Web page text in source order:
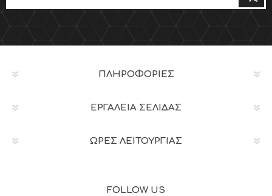
ΠΛΗΡΟΦΟΡΊΕΣ
ΕΡΓΑΛΕΊΑ ΣΕΛΊΔΑΣ
ΩΡΕΣ ΛΕΙΤΟΥΡΓΙΑΣ
FOLLOW US